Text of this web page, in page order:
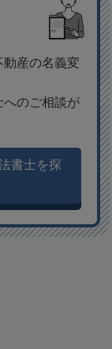
動産の名義変
へのご相談が
書士を探